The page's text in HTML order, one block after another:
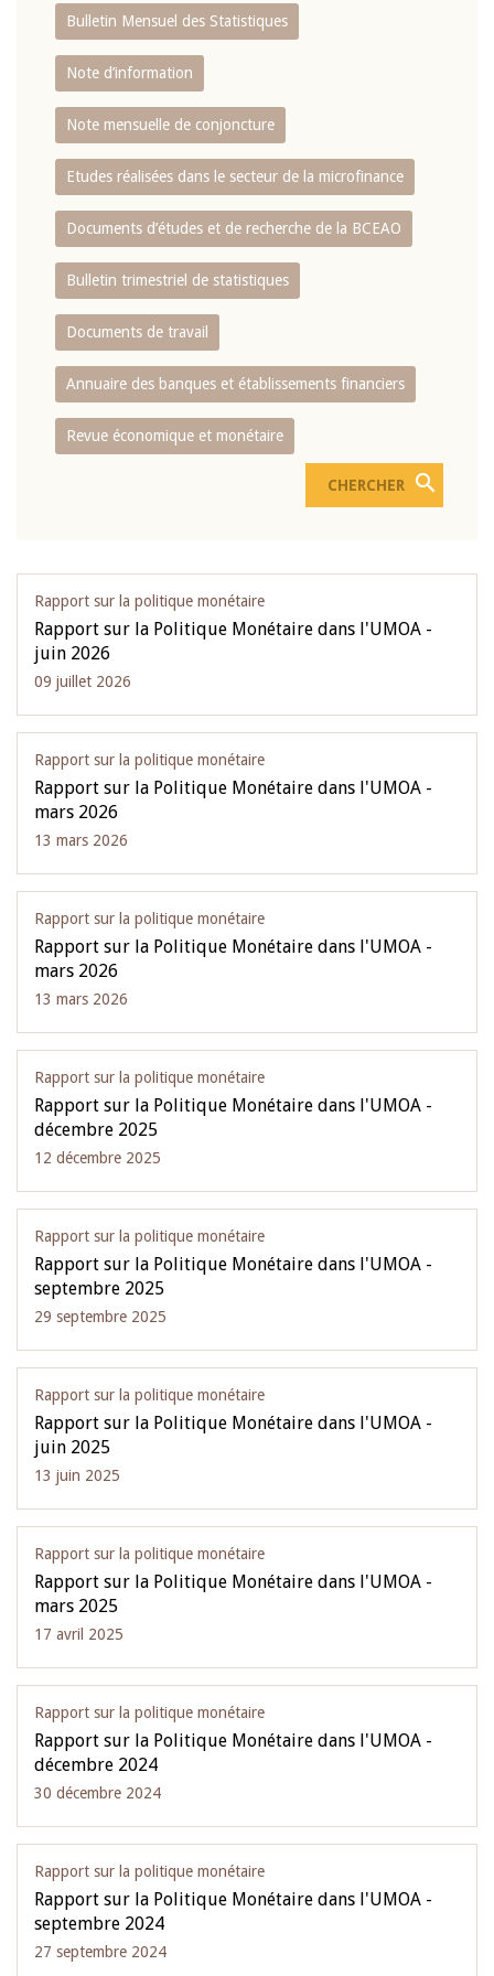
Bulletin Mensuel des Statistiques
Note d’information
Note mensuelle de conjoncture
Etudes réalisées dans le secteur de la microfinance
Documents d’études et de recherche de la BCEAO
Bulletin trimestriel de statistiques
Documents de travail
Annuaire des banques et établissements financiers
Revue économique et monétaire
Rapport sur la politique monétaire
Rapport sur la Politique Monétaire dans l'UMOA -
juin 2026
09 juillet 2026
Rapport sur la politique monétaire
Rapport sur la Politique Monétaire dans l'UMOA -
mars 2026
13 mars 2026
Rapport sur la politique monétaire
Rapport sur la Politique Monétaire dans l'UMOA -
mars 2026
13 mars 2026
Rapport sur la politique monétaire
Rapport sur la Politique Monétaire dans l'UMOA -
décembre 2025
12 décembre 2025
Rapport sur la politique monétaire
Rapport sur la Politique Monétaire dans l'UMOA -
septembre 2025
29 septembre 2025
Rapport sur la politique monétaire
Rapport sur la Politique Monétaire dans l'UMOA -
juin 2025
13 juin 2025
Rapport sur la politique monétaire
Rapport sur la Politique Monétaire dans l'UMOA -
mars 2025
17 avril 2025
Rapport sur la politique monétaire
Rapport sur la Politique Monétaire dans l'UMOA -
décembre 2024
30 décembre 2024
Rapport sur la politique monétaire
Rapport sur la Politique Monétaire dans l'UMOA -
septembre 2024
27 septembre 2024